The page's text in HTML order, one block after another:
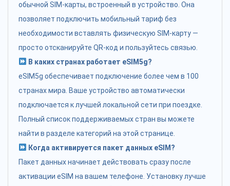
обычной SIM-карты, встроенный в устройство. Она
позволяет подключить мобильный тариф без
необходимости вставлять физическую SIM-карту —
просто отсканируйте QR-код и пользуйтесь связью.
В каких странах работает eSIM5g?
eSIM5g обеспечивает подключение более чем в 100
странах мира. Ваше устройство автоматически
подключается к лучшей локальной сети при поездке.
Полный список поддерживаемых стран вы можете
найти в разделе категорий на этой странице.
Когда активируется пакет данных eSIM?
Пакет данных начинает действовать сразу после
активации eSIM на вашем телефоне. Установку лучше